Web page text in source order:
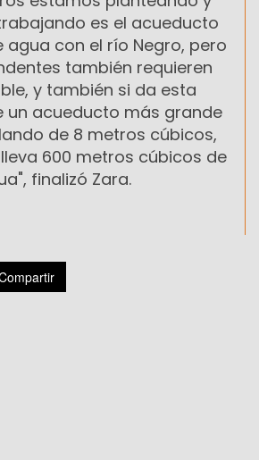
es el acueducto
con el río Negro, pero
también requieren
y también si da esta
un acueducto más grande
de 8 metros cúbicos,
600 metros cúbicos de
finalizó Zara.